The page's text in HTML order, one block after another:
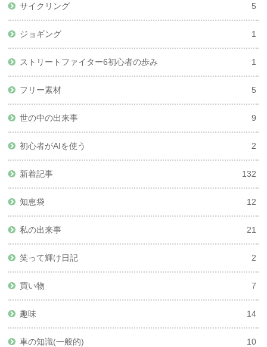
サイクリング 5
ジョギング 1
ストリートファイター6初心者の歩み 1
フリー素材 5
世の中の出来事 9
初心者がAIを使う 2
新着記事 132
知恵袋 12
私の出来事 21
笑って輝け日記 2
買い物 7
趣味 14
車の知識(一般的) 10